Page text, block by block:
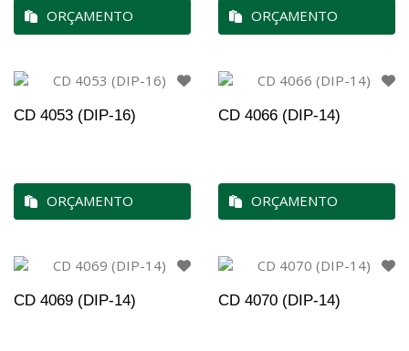
ORÇAMENTO ORÇAMENTO
CD 4053 (DIP-16)
ORÇAMENTO
CD 4066 (DIP-14)
ORÇAMENTO
CD 4069 (DIP-14) CD 4070 (DIP-14)